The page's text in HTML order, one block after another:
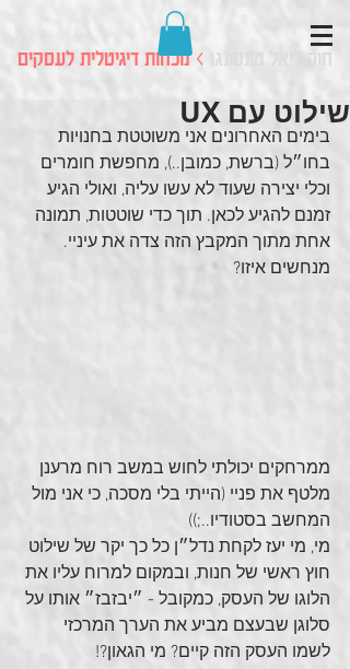
חוה ליאל מונסונגו > נוכחות דיגיטלית לעסקים
שילוט עם UX
בימים האחרונים אני משוטטת בחנויות
בחו״ל (ברשת, כמובן..), מחפשת חומרים
וכלי יצירה שעוד לא עשו עליה, ואולי הגיע
זמנם להגיע לכאן. תוך כדי שוטטות, תמונה
אחת מתוך המקבץ הזה צדה את עיניי.
מנחשים איזו?
ממרחקים יכולתי לחוש במשב רוח מרענן
מלטף את פניי (הייתי בלי מסכה, כי אני מול
המחשב בסטודיו..;))
מי, מי יעז לקחת נדל״ן כל כך יקר של שילוט
חוץ ראשי של חנות, ובמקום למרוח עליו את
הלוגו של העסק, כמקובל - ״יבזבז״ אותו על
סלוגן שבעצם מביע את הערך המרכזי
לשמו העסק הזה קיים? מי הגאון?!